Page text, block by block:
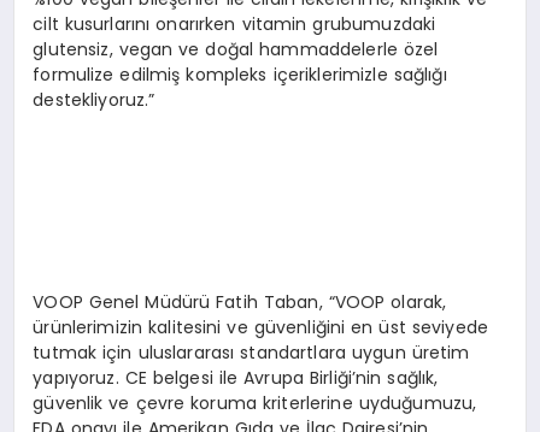
cilt kusurlarını onarırken vitamin grubumuzdaki
glutensiz, vegan ve doğal hammaddelerle özel
formulize edilmiş kompleks içeriklerimizle sağlığı
destekliyoruz.”
VOOP Genel Müdürü Fatih Taban, “VOOP olarak,
ürünlerimizin kalitesini ve güvenliğini en üst seviyede
tutmak için uluslararası standartlara uygun üretim
yapıyoruz. CE belgesi ile Avrupa Birliği’nin sağlık,
güvenlik ve çevre koruma kriterlerine uyduğumuzu,